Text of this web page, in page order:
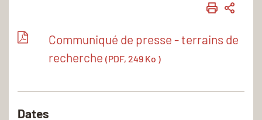
Communiqué de presse - terrains de
recherche (PDF, 249 Ko )
Dates